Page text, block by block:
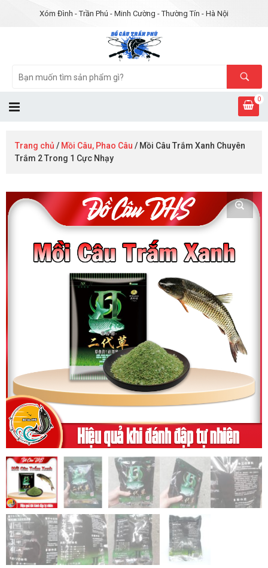
Xóm Đình - Trần Phú - Minh Cường - Thường Tín - Hà Nội
0
Trang chủ / Mồi Câu, Phao Câu / Mồi Câu Trắm Xanh Chuyên
Trắm 2 Trong 1 Cực Nhạy